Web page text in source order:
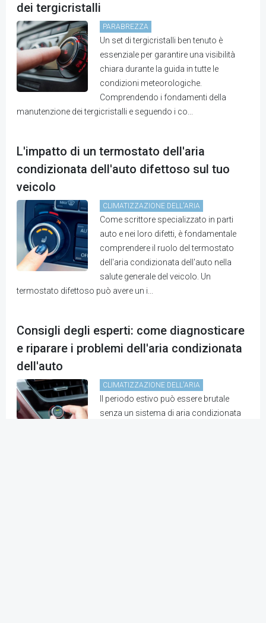
dei tergicristalli
PARABREZZA
Un set di tergicristalli ben tenuto è
essenziale per garantire una visibilità
chiara durante la guida in tutte le
condizioni meteorologiche.
Comprendendo i fondamenti della
manutenzione dei tergicristalli e seguendo i co...
L'impatto di un termostato dell'aria
condizionata dell'auto difettoso sul tuo
veicolo
CLIMATIZZAZIONE DELL'ARIA
Come scrittore specializzato in parti
auto e nei loro difetti, è fondamentale
comprendere il ruolo del termostato
dell'aria condizionata dell'auto nella
salute generale del veicolo. Un
termostato difettoso può avere un i...
Consigli degli esperti: come diagnosticare
e riparare i problemi dell'aria condizionata
dell'auto
CLIMATIZZAZIONE DELL'ARIA
Il periodo estivo può essere brutale
senza un sistema di aria condizionata